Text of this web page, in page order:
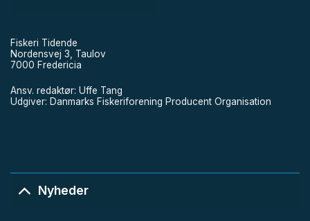
Fiskeri Tidende
Nordensvej 3, Taulov
7000 Fredericia
Ansv. redaktør: Uffe Tang
Udgiver: Danmarks Fiskeriforening Producent Organisation
Nyheder